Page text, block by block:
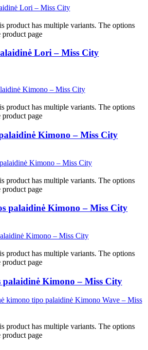
product has multiple variants. The options
product page
Lori – Miss City
product has multiple variants. The options
product page
Kimono – Miss City
product has multiple variants. The options
product page
palaidinė Kimono – Miss City
product has multiple variants. The options
product page
palaidinė Kimono – Miss City
product has multiple variants. The options
product page